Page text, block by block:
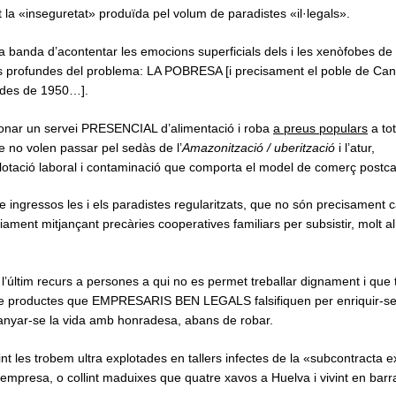
la «inseguretat» produïda pel volum de paradistes «il·legals».
banda d’acontentar les emocions superficials dels i les xenòfobes
del problema: LA POBRESA [i precisament el poble de
de 1950…].
un servei PRESENCIAL d’alimentació i roba a preus populars a
no volen passar pel sedàs de l’Amazonització / uberització i l’atur,
laboral i contaminació que comporta el model de comerç
ingressos les i els paradistes regularitzats, que no són precisament
mitjançant precàries cooperatives familiars per subsistir, molt
recurs a persones a qui no es permet treballar dignament i que
productes que EMPRESARIS BEN LEGALS falsifiquen per enriquir-
se la vida amb honradesa, abans de robar.
les trobem ultra explotades en tallers infectes de la «subcontracta
o collint maduixes que quatre xavos a Huelva i vivint en